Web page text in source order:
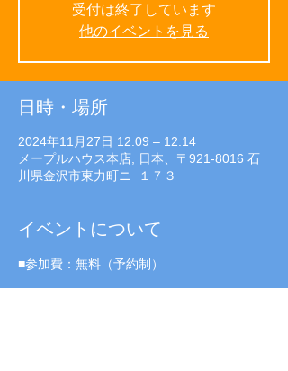
受付は終了しています
他のイベントを見る
日時・場所
2024年11月27日 12:09 – 12:14
メープルハウス本店, 日本、〒921-8016 石
川県金沢市東力町ニ−１７３
イベントについて
■参加費：無料（予約制）